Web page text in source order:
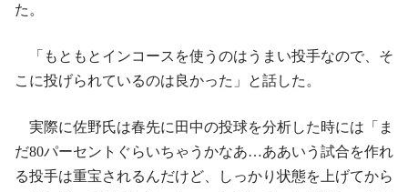
た。
「もともとインコースを使うのはうまい投手なので、そ
こに投げられているのは良かった」と話した。
実際に佐野氏は春先に田中の投球を分析した時には「ま
だ80パーセントぐらいちゃうかなあ…ああいう試合を作れ
る投手は重宝されるんだけど、しっかり状態を上げてから